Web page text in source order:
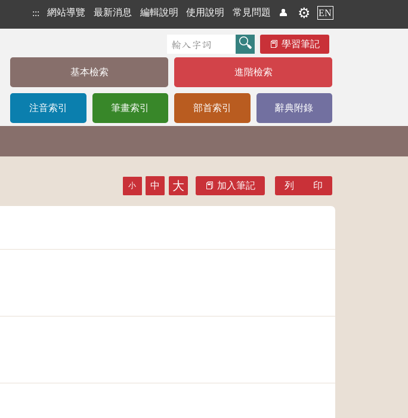
::: 網站導覽 最新消息 編輯說明 使用說明 常見問題 👤 ⚙️ EN
學習筆記
基本檢索 進階檢索
注音索引 筆畫索引 部首索引 辭典附錄
小 中 大 加入筆記 列 印